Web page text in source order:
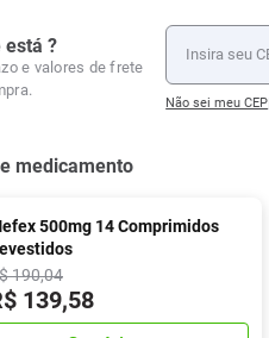
está ?
e valores de frete
Não sei meu CEP
medicamento
500mg 14 Comprimidos
190,04
139,58